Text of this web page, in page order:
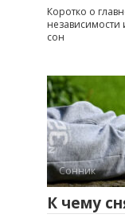
Коротко о
сон
Сонник
К чему